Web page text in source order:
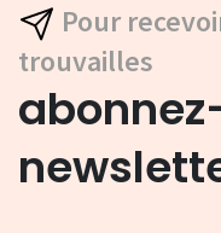
Pour
trouvailles